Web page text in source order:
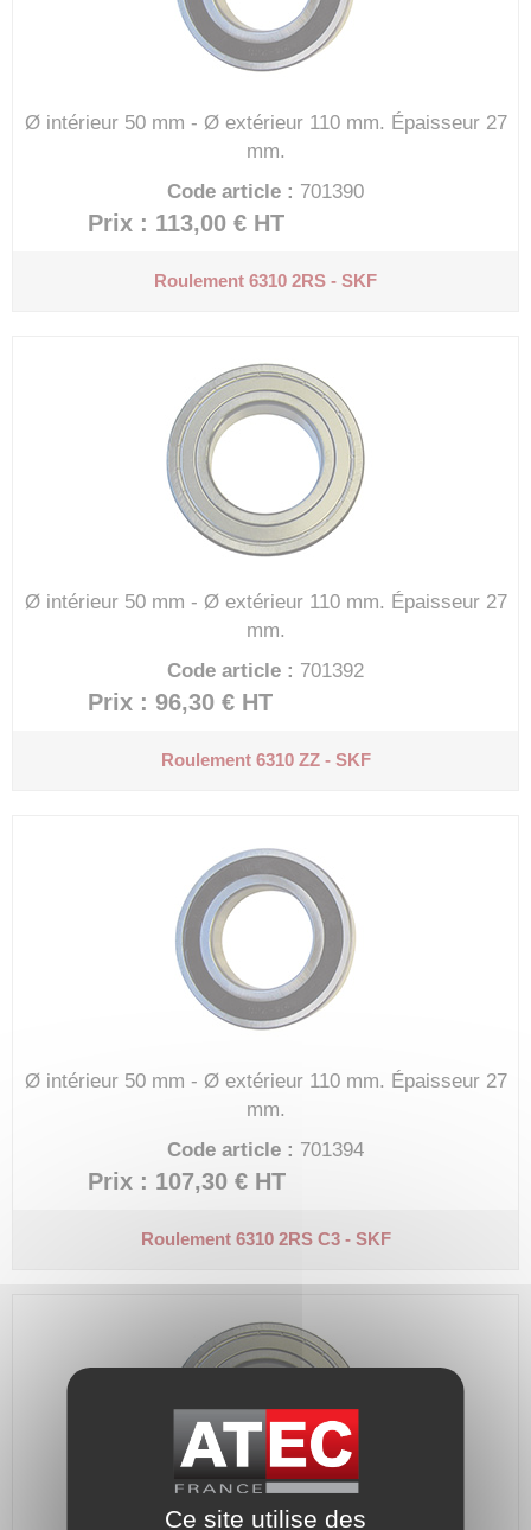
Ø intérieur 50 mm - Ø extérieur 110 mm. Épaisseur 27
mm.
Code article : 701390
Prix : 113,00 € HT
Roulement 6310 2RS - SKF
Ø intérieur 50 mm - Ø extérieur 110 mm. Épaisseur 27
mm.
Code article : 701392
Prix : 96,30 € HT
Roulement 6310 ZZ - SKF
Ø intérieur 50 mm - Ø extérieur 110 mm. Épaisseur 27
mm.
Code article : 701394
Prix : 107,30 € HT
Roulement 6310 2RS C3 - SKF
Ce site utilise des